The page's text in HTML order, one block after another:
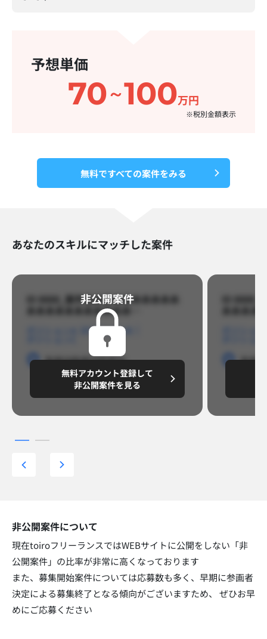
予想単価
70～100万円
※税別金額表示​
無料ですべての案件をみる
あなたのスキルにマッチした案件
ID 8888_案件名あああああああああ
あああああああああああ…​
ポジションB
勤務地勤務地勤務地
～8,888,8888円/月
非公開案件​
無料アカウント登録して
非公開案件を見る
ID
勤務地
非公開案件について
現在toiroフリーランスではWEBサイトに公開をしない「非
公開案件」の比率が非常に高くなっております​
また、募集開始案件については応募数も多く、早期に参画者
決定による募集終了となる傾向がございますため、 ぜひお早
めにご応募ください